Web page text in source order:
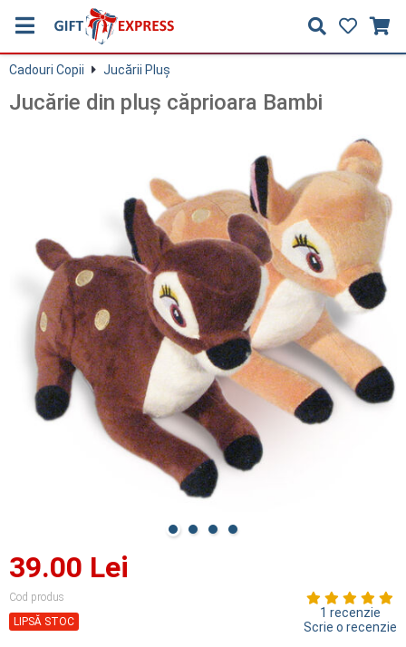
Cadouri Copii Jucării Pluş
Jucărie din pluş căprioara Bambi
39.00 Lei
Cod produs
LIPSĂ STOC
1 recenzie
Scrie o recenzie